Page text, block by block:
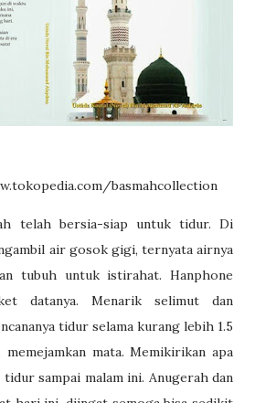
basmahcollection
telah bersia-siap untuk tidur. Di
air gosok gigi, ternyata airnya
tubuh untuk istirahat. Hanphone
datanya. Menarik selimut dan
tidur selama kurang lebih 1.5
mata. Memikirikan apa
sampai malam ini. Anugerah dan